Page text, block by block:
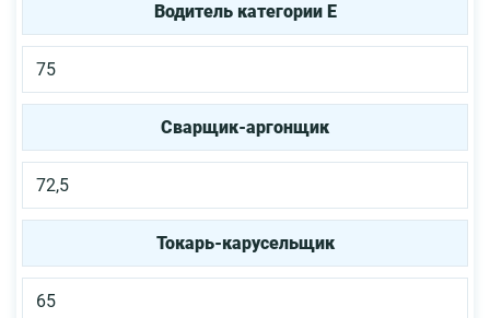
Водитель категории Е
75
Сварщик-аргонщик
72,5
Токарь-карусельщик
65